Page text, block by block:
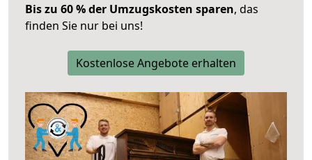
Bis zu 60 % der Umzugskosten sparen, das
finden Sie nur bei uns!
Kostenlose Angebote erhalten